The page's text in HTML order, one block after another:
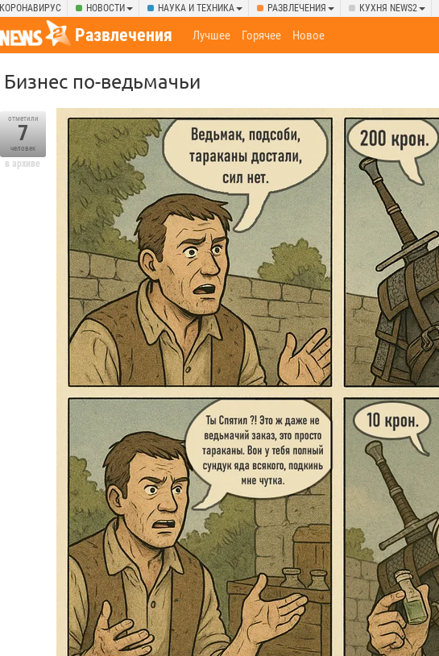
КОРОНАВИРУС НОВОСТИ НАУКА И ТЕХНИКА РАЗВЛЕЧЕНИЯ КУХНЯ NEWS2
Развлечения Лучшее Горячее Новое
Бизнес по-ведьмачьи
отметили
7
человек
в архиве